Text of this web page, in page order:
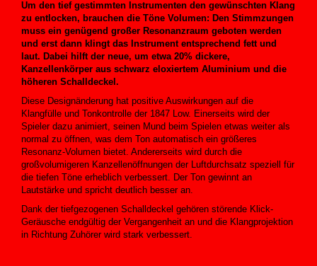
Um den tief gestimmten Instrumenten den gewünschten Klang
zu entlocken, brauchen die Töne Volumen: Den Stimmzungen
muss ein genügend großer Resonanzraum geboten werden
und erst dann klingt das Instrument entsprechend fett und
laut. Dabei hilft der neue, um etwa 20% dickere,
Kanzellenkörper aus schwarz eloxiertem Aluminium und die
höheren Schalldeckel.
Diese Designänderung hat positive Auswirkungen auf die
Klangfülle und Tonkontrolle der 1847 Low. Einerseits wird der
Spieler dazu animiert, seinen Mund beim Spielen etwas weiter als
normal zu öffnen, was dem Ton automatisch ein größeres
Resonanz-Volumen bietet. Andererseits wird durch die
großvolumigeren Kanzellenöffnungen der Luftdurchsatz speziell für
die tiefen Töne erheblich verbessert. Der Ton gewinnt an
Lautstärke und spricht deutlich besser an.
Dank der tiefgezogenen Schalldeckel gehören störende Klick-
Geräusche endgültig der Vergangenheit an und die Klangprojektion
in Richtung Zuhörer wird stark verbessert.